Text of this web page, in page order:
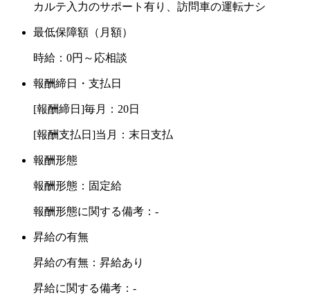
カルテ入力のサポート有り、訪問車の運転ナシ
最低保障額（月額）
時給：0円～応相談
報酬締日・支払日
[報酬締日]毎月：20日
[報酬支払日]当月：末日支払
報酬形態
報酬形態：固定給
報酬形態に関する備考：-
昇給の有無
昇給の有無：昇給あり
昇給に関する備考：-